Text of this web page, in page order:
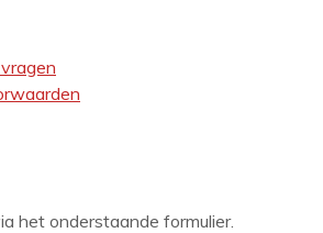
het onderstaande formulier.